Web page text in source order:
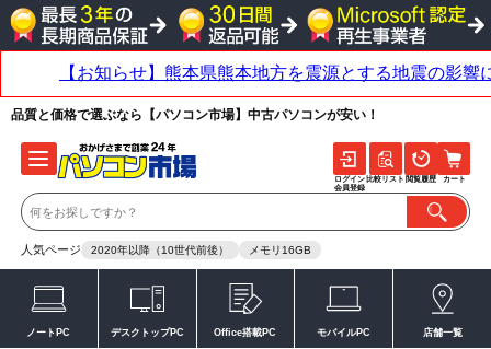
品質と価格で選ぶなら【パソコン市場】中古パソコンが安い！
人気ページ 2020年以降（10世代前後） メモリ16GB
ログイン
会員登録
比較リスト 閲覧履歴 カート
ノートPC デスクトップPC Office搭載PC モバイルPC 店舗一覧